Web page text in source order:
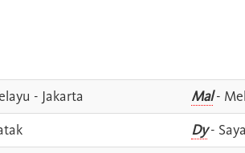
- Jakarta Mal-
Dy-